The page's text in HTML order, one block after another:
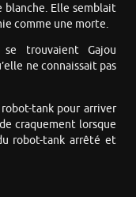
Elle semblait
comme une morte.
trouvaient Gajou
ne connaissait pas
tank pour arriver
craquement lorsque
robot-tank arrêté et